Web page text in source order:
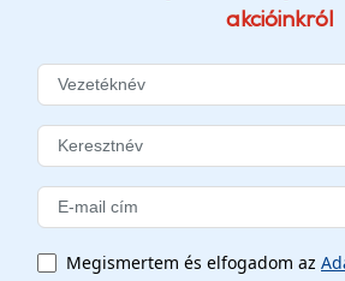
akcióinkról
Megismertem és elfogadom az